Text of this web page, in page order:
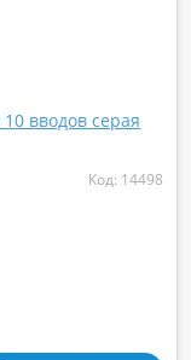
вводов серая
Код: 14498